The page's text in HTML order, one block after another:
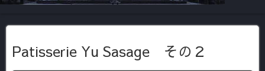
Patisserie Yu Sasage その２